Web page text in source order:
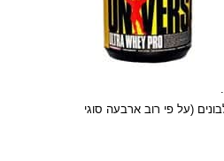
(על פי רוב ארבעה סוגי